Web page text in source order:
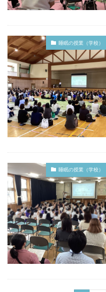
睡眠の授業（学校）
睡眠の授業（学校）